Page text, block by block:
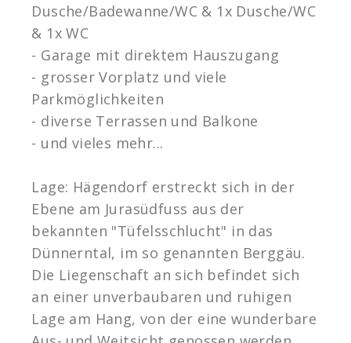
Dusche/Badewanne/WC & 1x Dusche/WC
& 1x WC
- Garage mit direktem Hauszugang
- grosser Vorplatz und viele
Parkmöglichkeiten
- diverse Terrassen und Balkone
- und vieles mehr...
Lage: Hägendorf erstreckt sich in der
Ebene am Jurasüdfuss aus der
bekannten "Tüfelsschlucht" in das
Dünnerntal, im so genannten Berggäu.
Die Liegenschaft an sich befindet sich
an einer unverbaubaren und ruhigen
Lage am Hang, von der eine wunderbare